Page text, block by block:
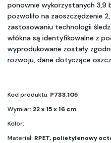
ponownie wykorzystanych 3,9
pozwoliło na zaoszczędzenie
zastosowaniu technologii
włókna są identyfikowalne z
wyprodukowane zostały
rozwoju, dane dotyczące
Kod produktu: P733.105
Wymiar: 22 x 15 x 16 cm
Kolor:
Materiał: RPET, polietylenowy